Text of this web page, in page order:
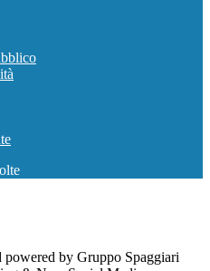
by Gruppo Spaggiari